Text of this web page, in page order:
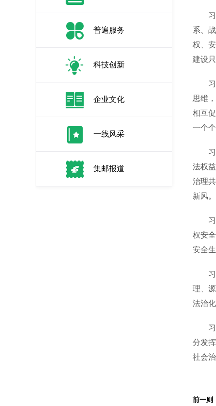
普遍服务
科技创新
企业文化
一线风采
集邮报道
习近
系、
权、
建设
习近
思维
相互
一个
习近
法权
治理
新风。
习近
权安
安全
习近
理、
法治
习近
分发
社会